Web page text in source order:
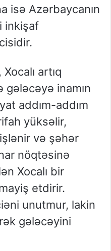
isə Azərbaycanın
inkişaf
artıq
gələcəyə inamın
addım-addım
yüksəlir,
və şəhər
nöqtəsinə
Xocalı bir
etdirir.
unutmur, lakin
gələcəyini